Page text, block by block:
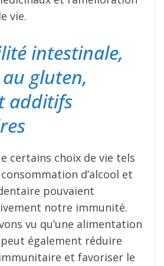
vie.
intestinale,
gluten,
additifs
certains choix de vie tels
d’alcool et
pouvaient
notre immunité.
vu qu’une alimentation
également réduire
et favoriser le